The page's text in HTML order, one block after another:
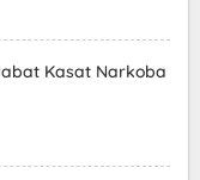
Kasat Narkoba